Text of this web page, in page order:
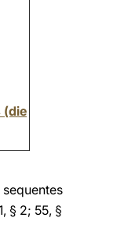
(die
§ 2; 55, §